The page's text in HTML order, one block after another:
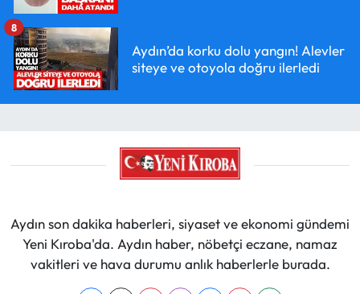
Aydın’da korku dolu yangın! Alevler
siteye ve otoyola doğru ilerledi
8
Aydın son dakika haberleri, siyaset ve ekonomi gündemi
Yeni Kıroba'da. Aydın haber, nöbetçi eczane, namaz
vakitleri ve hava durumu anlık haberlerle burada.